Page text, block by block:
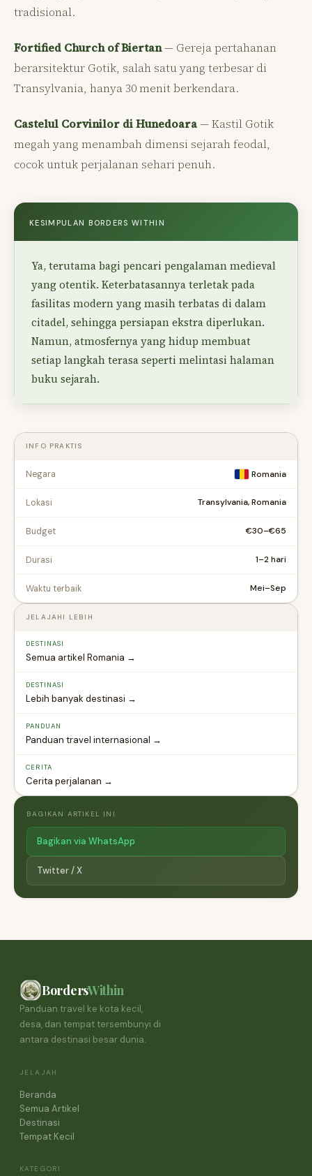
tradisional.
Fortified Church of Biertan— Gereja pertahanan
berarsitektur Gotik, salah satu yang terbesar di
Transylvania, hanya 30 menit berkendara.
Castelul Corvinilor di Hunedoara— Kastil Gotik
megah yang menambah dimensi sejarah feodal,
cocok untuk perjalanan sehari penuh.
KESIMPULAN BORDERS WITHIN
Ya, terutama bagi pencari pengalaman medieval
yang otentik. Keterbatasannya terletak pada
fasilitas modern yang masih terbatas di dalam
citadel, sehingga persiapan ekstra diperlukan.
Namun, atmosfernya yang hidup membuat
setiap langkah terasa seperti melintasi halaman
buku sejarah.
INFO PRAKTIS
Negara Romania
Lokasi Transylvania, Romania
Budget €30–€65
Durasi 1–2 hari
Waktu terbaik Mei–Sep
JELAJAHI LEBIH
DESTINASI
Semua artikel Romania →
DESTINASI
Lebih banyak destinasi →
PANDUAN
Panduan travel internasional →
CERITA
Cerita perjalanan →
BAGIKAN ARTIKEL INI
Bagikan via WhatsApp
Twitter / X
BordersWithin
Panduan travel ke kota kecil,
desa, dan tempat tersembunyi di
antara destinasi besar dunia.
JELAJAH
Beranda
Semua Artikel
Destinasi
Tempat Kecil
KATEGORI